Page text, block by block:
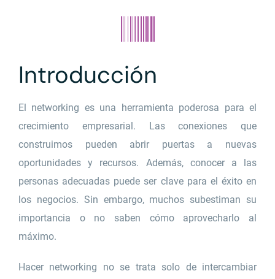
Introducción
El networking es una herramienta poderosa para el
crecimiento empresarial. Las conexiones que
construimos pueden abrir puertas a nuevas
oportunidades y recursos. Además, conocer a las
personas adecuadas puede ser clave para el éxito en
los negocios. Sin embargo, muchos subestiman su
importancia o no saben cómo aprovecharlo al
máximo.
Hacer networking no se trata solo de intercambiar